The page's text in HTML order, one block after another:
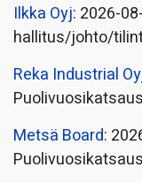
Ilkka Oyj: 2026-
hallitus/johto/
Reka Industrial
Puolivuosikatsaus
Metsä Board:
Puolivuosikatsaus